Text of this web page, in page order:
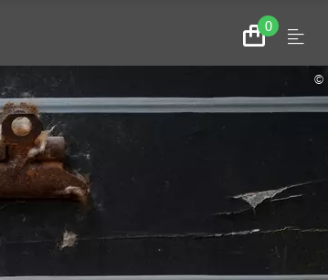
0
Zum
Warenkorb
Menu
©